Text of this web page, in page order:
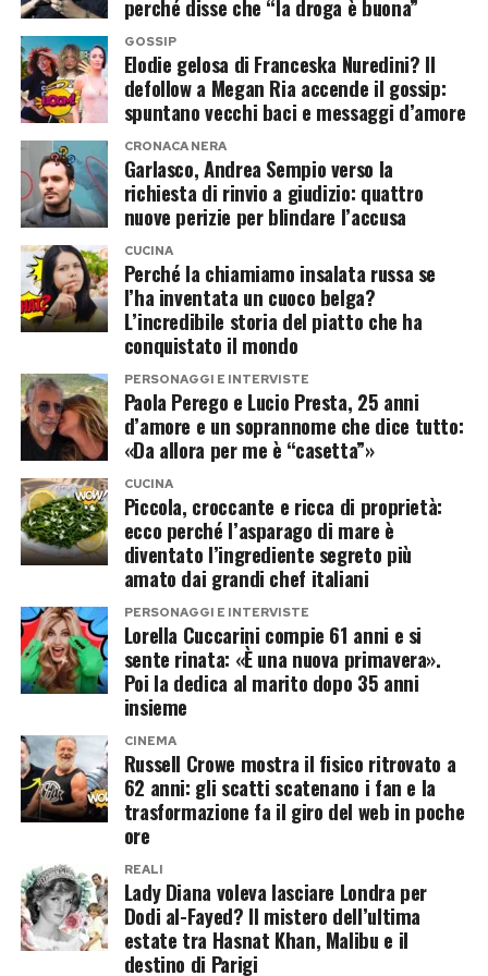
Le immagini hanno rapidamente fatto il giro dei
social, dove molti tifosi hanno commentato la
naturalezza con cui la modella ha vissuto una
finale carica di tensione, sostenendo il numero
uno del mondo fino all’ultimo punto.
Laila protagonista anche al
tradizionale ballo dei campioni
La serata è proseguita con una delle tradizioni
più celebri di Wimbledon: il ballo riservato ai
vincitori dei tabelloni di singolare. Jannik Sinner
ha condiviso il lento con la campionessa del
torneo femminile, la ceca Linda Noskova,
mostrando tutta la sua consueta timidezza.
Ad assistere divertita alla scena c’era proprio
Laila Hasanovic, che ha seguito il momento
sorridendo accanto a Mark Sinner, fratello del
tennista altoatesino. Un’immagine che racconta
il clima sereno con cui la coppia ha vissuto una
giornata destinata a entrare nella storia del
tennis italiano.
Un’estate da ricordare per il
numero uno del mondo
La vittoria di Wimbledon rappresenta un’altra
tappa fondamentale nella straordinaria stagione
di Jannik Sinner, sempre più protagonista del
circuito internazionale. Accanto ai successi
perché disse che “la droga è buona”
GOSSIP
Elodie gelosa di Franceska Nuredini? Il
defollow a Megan Ria accende il gossip:
spuntano vecchi baci e messaggi d’amore
CRONACA NERA
Garlasco, Andrea Sempio verso la
richiesta di rinvio a giudizio: quattro
nuove perizie per blindare l’accusa
CUCINA
Perché la chiamiamo insalata russa se
l’ha inventata un cuoco belga?
L’incredibile storia del piatto che ha
conquistato il mondo
PERSONAGGI E INTERVISTE
Paola Perego e Lucio Presta, 25 anni
d’amore e un soprannome che dice tutto:
«Da allora per me è “casetta”»
CUCINA
Piccola, croccante e ricca di proprietà:
ecco perché l’asparago di mare è
diventato l’ingrediente segreto più
amato dai grandi chef italiani
PERSONAGGI E INTERVISTE
Lorella Cuccarini compie 61 anni e si
sente rinata: «È una nuova primavera».
Poi la dedica al marito dopo 35 anni
insieme
CINEMA
Russell Crowe mostra il fisico ritrovato a
62 anni: gli scatti scatenano i fan e la
trasformazione fa il giro del web in poche
ore
REALI
Lady Diana voleva lasciare Londra per
Dodi al-Fayed? Il mistero dell’ultima
estate tra Hasnat Khan, Malibu e il
destino di Parigi